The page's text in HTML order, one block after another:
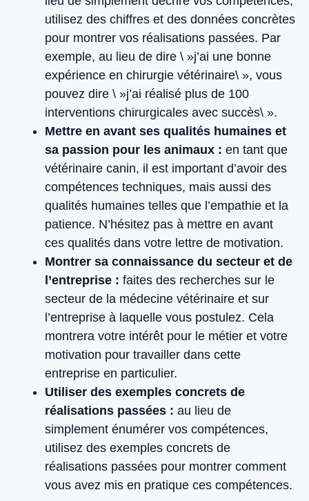
utilisez des chiffres et des données concrètes
pour montrer vos réalisations passées. Par
exemple, au lieu de dire \ »j’ai une bonne
expérience en chirurgie vétérinaire\ », vous
pouvez dire \ »j’ai réalisé plus de 100
interventions chirurgicales avec succès\ ».
Mettre en avant ses qualités humaines et
sa passion pour les animaux : en tant que
vétérinaire canin, il est important d’avoir des
compétences techniques, mais aussi des
qualités humaines telles que l’empathie et la
patience. N’hésitez pas à mettre en avant
ces qualités dans votre lettre de motivation.
Montrer sa connaissance du secteur et de
l’entreprise : faites des recherches sur le
secteur de la médecine vétérinaire et sur
l’entreprise à laquelle vous postulez. Cela
montrera votre intérêt pour le métier et votre
motivation pour travailler dans cette
entreprise en particulier.
Utiliser des exemples concrets de
réalisations passées : au lieu de
simplement énumérer vos compétences,
utilisez des exemples concrets de
réalisations passées pour montrer comment
vous avez mis en pratique ces compétences.